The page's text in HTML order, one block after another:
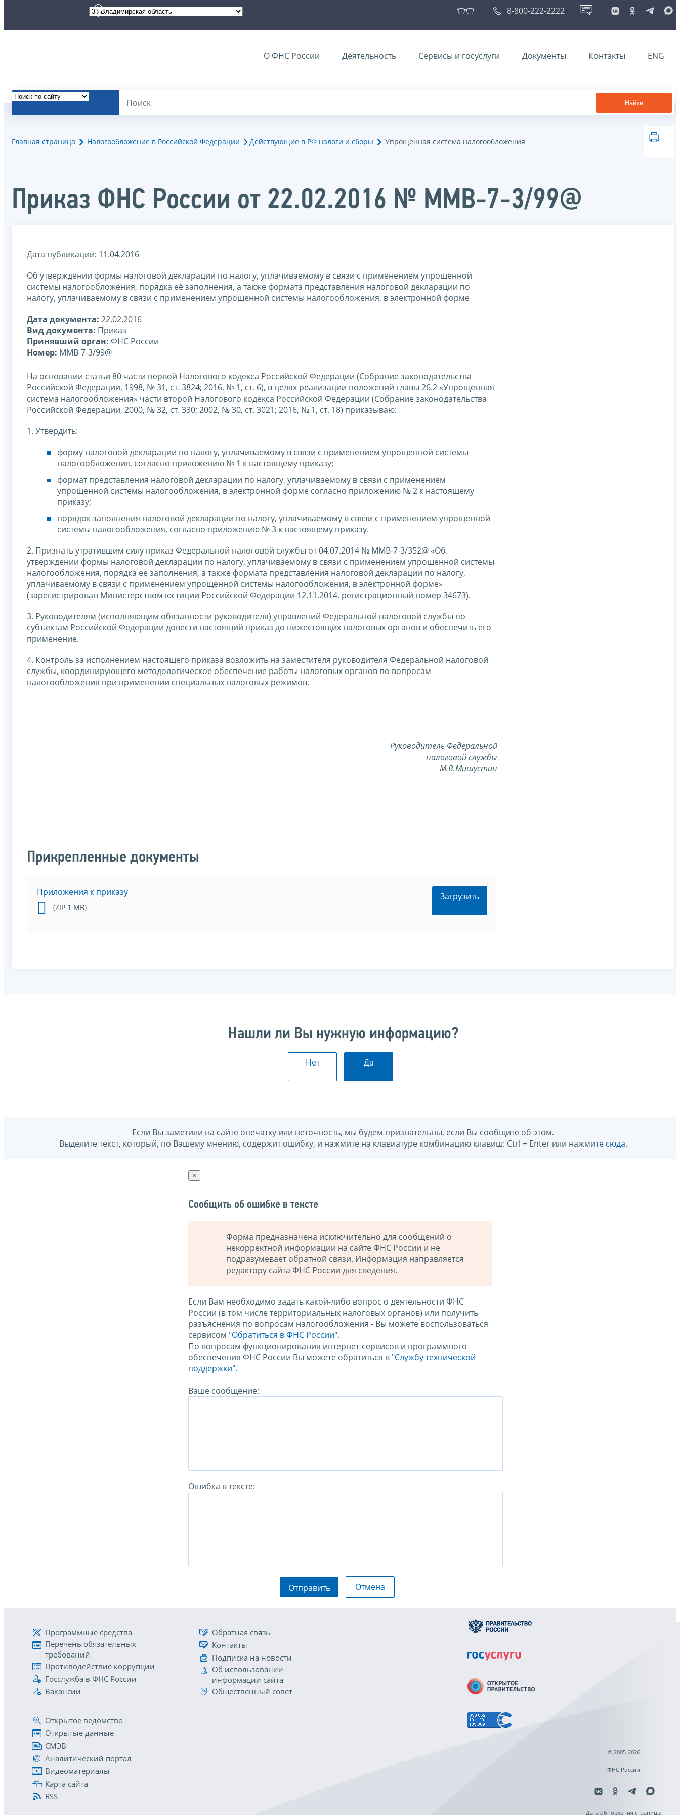
8-800-222-2222
О ФНС России Деятельность Сервисы и госуслуги Документы Контакты ENG
Найти
Главная страница Налогообложение в Российской Федерации Действующие в РФ налоги и сборы Упрощенная система налогообложения
Приказ ФНС России от 22.02.2016 № ММВ-7-3/99@
Дата публикации: 11.04.2016
Об утверждении формы налоговой декларации по налогу, уплачиваемому в связи с применением упрощенной
системы налогообложения, порядка её заполнения, а также формата представления налоговой декларации по
налогу, уплачиваемому в связи с применением упрощенной системы налогообложения, в электронной форме
Дата документа: 22.02.2016
Вид документа: Приказ
Принявший орган: ФНС России
Номер: ММВ-7-3/99@
На основании статьи 80 части первой Налогового кодекса Российской Федерации (Собрание законодательства
Российской Федерации, 1998, № 31, ст. 3824; 2016, № 1, ст. 6), в целях реализации положений главы 26.2 «Упрощенная
система налогообложения» части второй Налогового кодекса Российской Федерации (Собрание законодательства
Российской Федерации, 2000, № 32, ст. 330; 2002, № 30, ст. 3021; 2016, № 1, ст. 18) приказываю:
1. Утвердить:
форму налоговой декларации по налогу, уплачиваемому в связи с применением упрощенной системы
налогообложения, согласно приложению № 1 к настоящему приказу;
формат представления налоговой декларации по налогу, уплачиваемому в связи с применением
упрощенной системы налогообложения, в электронной форме согласно приложению № 2 к настоящему
приказу;
порядок заполнения налоговой декларации по налогу, уплачиваемому в связи с применением упрощенной
системы налогообложения, согласно приложению № 3 к настоящему приказу.
2. Признать утратившим силу приказ Федеральной налоговой службы от 04.07.2014 № ММВ-7-3/352@ «Об
утверждении формы налоговой декларации по налогу, уплачиваемому в связи с применением упрощенной системы
налогообложения, порядка ее заполнения, а также формата представления налоговой декларации по налогу,
уплачиваемому в связи с применением упрощенной системы налогообложения, в электронной форме»
(зарегистрирован Министерством юстиции Российской Федерации 12.11.2014, регистрационный номер 34673).
3. Руководителям (исполняющим обязанности руководителя) управлений Федеральной налоговой службы по
субъектам Российской Федерации довести настоящий приказ до нижестоящих налоговых органов и обеспечить его
применение.
4. Контроль за исполнением настоящего приказа возложить на заместителя руководителя Федеральной налоговой
службы, координирующего методологическое обеспечение работы налоговых органов по вопросам
налогообложения при применении специальных налоговых режимов.
Руководитель Федеральной
налоговой службы
М.В.Мишустин
Прикрепленные документы
Приложения к приказу
(ZIP 1 MB)
Загрузить
Нашли ли Вы нужную информацию?
Нет Да
Если Вы заметили на сайте опечатку или неточность, мы будем признательны, если Вы сообщите об этом.
Выделите текст, который, по Вашему мнению, содержит ошибку, и нажмите на клавиатуре комбинацию клавиш: Ctrl + Enter или нажмите сюда.
×
Сообщить об ошибке в тексте
Форма предназначена исключительно для сообщений о
некорректной информации на сайте ФНС России и не
подразумевает обратной связи. Информация направляется
редактору сайта ФНС России для сведения.
Если Вам необходимо задать какой-либо вопрос о деятельности ФНС
России (в том числе территориальных налоговых органов) или получить
разъяснения по вопросам налогообложения - Вы можете воспользоваться
сервисом "Обратиться в ФНС России".
По вопросам функционирования интернет-сервисов и программного
обеспечения ФНС России Вы можете обратиться в "Службу технической
поддержки".
Ваше сообщение:
Ошибка в тексте:
Отправить Отмена
Программные средства
Перечень обязательных
требований
Противодействие коррупции
Госслужба в ФНС России
Вакансии
Обратная связь
Контакты
Подписка на новости
Об использовании
информации сайта
Общественный совет
Открытое ведомство
Открытые данные
СМЭВ
Аналитический портал
Видеоматериалы
Карта сайта
RSS
© 2005-2026
ФНС России
Дата обновления страницы